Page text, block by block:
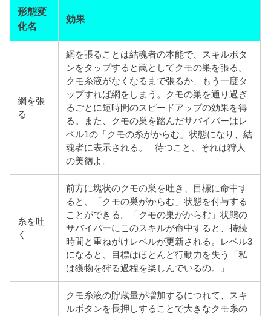
形態変
化名
効果
網を張
る
網を張ることは結魂者の本能で、スキルボタ
ンをタップすると罠としてクモの巣を張る。
クモ糸液がなくなるまで張るか、もう一度タ
ップすれば網をしまう。クモの巣を通り過ぎ
るごとに短時間のスピードアップの効果を得
る。また、クモの巣を踏んだサバイバーはレ
ベル1の「クモの糸がからむ」状態になり、結
魂者に表示される。 –待つこと、それは狩人
の美徳よ。
糸を吐
く
前方に塊状のクモの巣を吐き、目標に命中す
ると、「クモの巣がからむ」状態を付与する
ことができる。「クモの巣がからむ」状態の
サバイバーにこのスキルが命中すると、持続
時間と重ねがけレベルが更新される。レベル3
になると、目標はほとんど行動力を失う「私
は獲物を狩る過程を楽しんでいるの。」
クモ糸液の貯蔵量が増加するにつれて、スキ
ルボタンを長押しすることで大きなクモ糸の